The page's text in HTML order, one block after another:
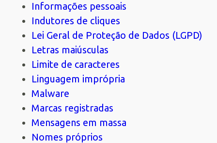
Informações pessoais
Indutores de cliques
Lei Geral de Proteção de Dados (LGPD)
Letras maiúsculas
Limite de caracteres
Linguagem imprópria
Malware
Marcas registradas
Mensagens em massa
Nomes próprios